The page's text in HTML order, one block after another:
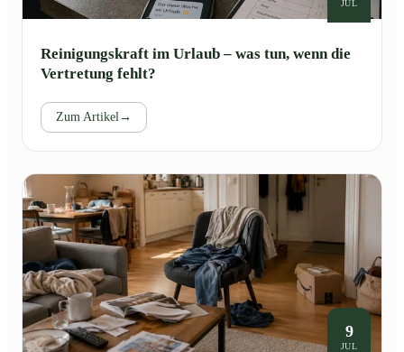
JUL
Reinigungskraft im Urlaub – was tun, wenn die
Vertretung fehlt?
Zum Artikel→
9
JUL